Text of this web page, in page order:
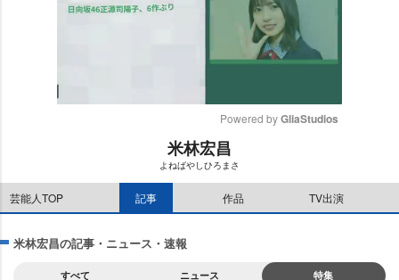
Powered by GliaStudios
米林宏昌
よねばやしひろまさ
芸能人TOP 記事 作品 TV出演
米林宏昌の記事・ニュース・速報
すべて ニュース 特集